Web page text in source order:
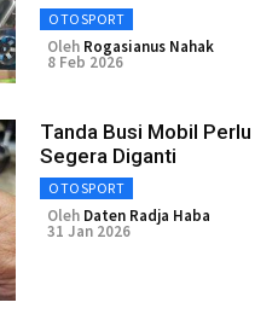
OTOSPORT
Oleh Rogasianus Nahak
8 Feb 2026
Tanda Busi Mobil Perlu
Segera Diganti
OTOSPORT
Oleh Daten Radja Haba
31 Jan 2026